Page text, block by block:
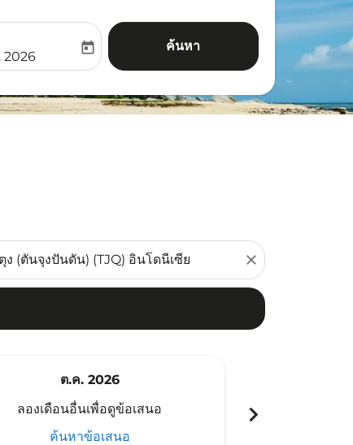
labelreturn-date-aria-label
2026
today ค้นหา
close
ต.ค. 2026
ลองเดือนอื่นเพื่อดูข้อเสนอ
ค้นหาข้อเสนอ
chevron_right